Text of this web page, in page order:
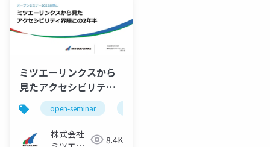
ミツエーリンクスから
見たアクセシビリティ
界隈この2年半
open-seminar
株式会社
8.4K